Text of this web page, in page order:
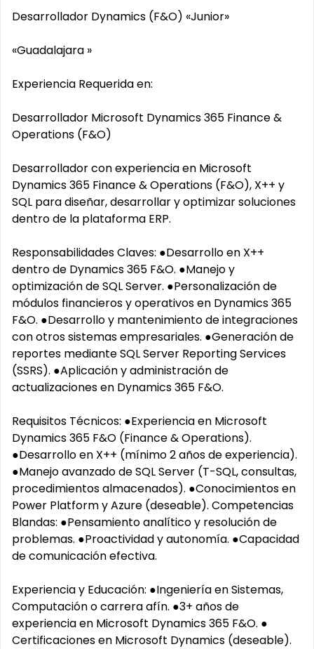
Desarrollador Dynamics (F&O) «Junior»
«Guadalajara »
Experiencia Requerida en:
Desarrollador Microsoft Dynamics 365 Finance &
Operations (F&O)
Desarrollador con experiencia en Microsoft
Dynamics 365 Finance & Operations (F&O), X++ y
SQL para diseñar, desarrollar y optimizar soluciones
dentro de la plataforma ERP.
Responsabilidades Claves: ●Desarrollo en X++
dentro de Dynamics 365 F&O. ●Manejo y
optimización de SQL Server. ●Personalización de
módulos financieros y operativos en Dynamics 365
F&O. ●Desarrollo y mantenimiento de integraciones
con otros sistemas empresariales. ●Generación de
reportes mediante SQL Server Reporting Services
(SSRS). ●Aplicación y administración de
actualizaciones en Dynamics 365 F&O.
Requisitos Técnicos: ●Experiencia en Microsoft
Dynamics 365 F&O (Finance & Operations).
●Desarrollo en X++ (mínimo 2 años de experiencia).
●Manejo avanzado de SQL Server (T-SQL, consultas,
procedimientos almacenados). ●Conocimientos en
Power Platform y Azure (deseable). Competencias
Blandas: ●Pensamiento analítico y resolución de
problemas. ●Proactividad y autonomía. ●Capacidad
de comunicación efectiva.
Experiencia y Educación: ●Ingeniería en Sistemas,
Computación o carrera afín. ●3+ años de
experiencia en Microsoft Dynamics 365 F&O. ●
Certificaciones en Microsoft Dynamics (deseable).